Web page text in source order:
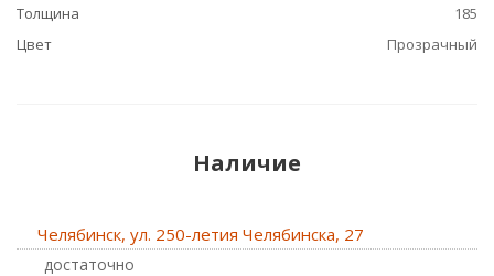
Толщина
185
Цвет
Прозрачный
Наличие
Челябинск, ул. 250-летия Челябинска, 27
Достаточно